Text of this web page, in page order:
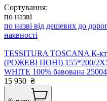
Сортування:
по назві
по назві від дешевих до
наявності
TESSITURA TOSCANA К-кт
(РОЖЕВІ ПОНІ) 155*200/
WHITE 100% бавована
15 950 ₴